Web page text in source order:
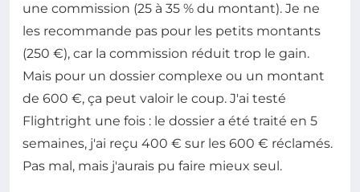
une commission (25 à 35 % du montant). Je ne
les recommande pas pour les petits montants
(250 €), car la commission réduit trop le gain.
Mais pour un dossier complexe ou un montant
de 600 €, ça peut valoir le coup. J'ai testé
Flightright une fois : le dossier a été traité en 5
semaines, j'ai reçu 400 € sur les 600 € réclamés.
Pas mal, mais j'aurais pu faire mieux seul.